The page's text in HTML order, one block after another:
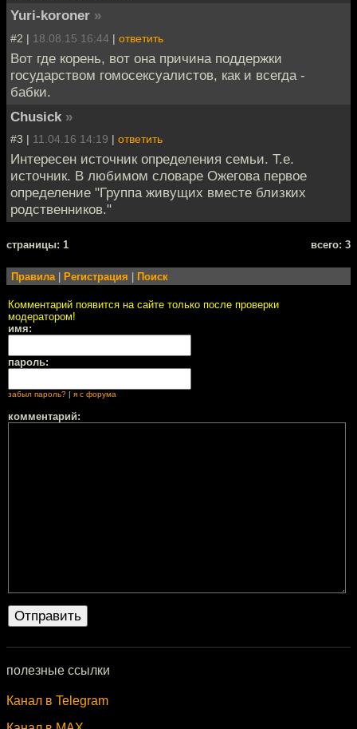
Yuri-koroner »
#2 | 18.08.15 16:44 | ответить
Вот где корень, вот она причина поддержки
государством гомосексуалистов, как и всегда -
бабки.
Chusick »
#3 | 11.04.16 14:19 | ответить
Интересен источник определения семьи. Т.е.
источник. В любимом словаре Ожегова первое
определение "Группа живущих вместе близких
родственников."
cтраницы: 1 всего: 3
Правила | Регистрация | Поиск
Комментарий появится на сайте только после проверки
модератором!
имя:
пароль:
забыл пароль? | я с форума
комментарий:
полезные ссылки
Канал в Telegram